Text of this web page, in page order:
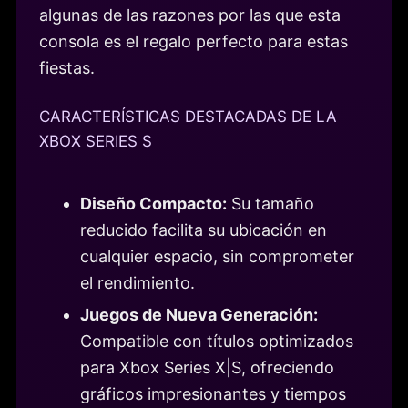
algunas de las razones por las que esta
consola es el regalo perfecto para estas
fiestas.
CARACTERÍSTICAS DESTACADAS DE LA
XBOX SERIES S
Diseño Compacto: Su tamaño
reducido facilita su ubicación en
cualquier espacio, sin comprometer
el rendimiento.
Juegos de Nueva Generación:
Compatible con títulos optimizados
para Xbox Series X|S, ofreciendo
gráficos impresionantes y tiempos